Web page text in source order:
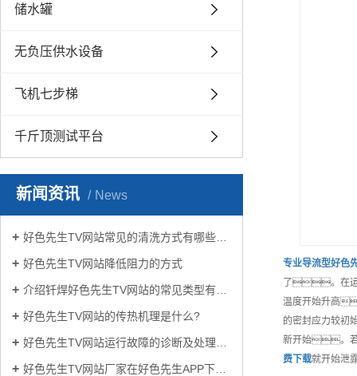
储水罐
无负压供水设备
飞机七步梯
千斤顶测试平台
新闻资讯 News
好色先生TV网站常见的清洗方式有哪些？
好色先生TV网站降低阻力的方式
介绍钎焊好色先生TV网站的常见类型有哪些
好色先生TV网站的传热机理是什么?
好色先生TV网站运行故障的诊断及处理方法
好色先生TV网站厂家在好色先生APP下载苹果手机安装生活中有哪些作用？
专业导流型好色
了。在
温度开始升高
的密封应力较
新开始。若
费下载就开始